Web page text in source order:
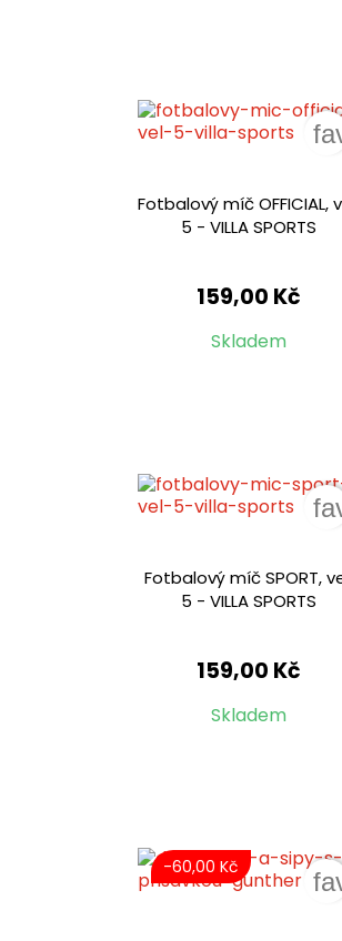
Fotbalový míč OFFICIAL,
5 - VILLA SPORTS
159,00 Kč
Skladem
Fotbalový míč SPORT,
5 - VILLA SPORTS
159,00 Kč
Skladem
-60,00 Kč